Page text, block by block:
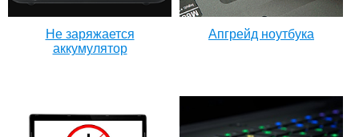
Не заряжается
аккумулятор
Апгрейд ноутбука